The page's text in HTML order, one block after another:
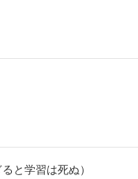
と学習は死ぬ）